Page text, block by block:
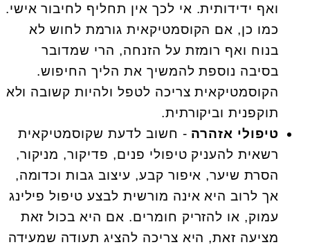
ואף ידידותית. אי לכך אין תחליף לחיבור אישי.
כמו כן, אם הקוסמטיקאית גורמת לחוש לא
בנוח ואף רומזת על הזנחה, הרי שמדובר
בסיבה נוספת להמשיך את הליך החיפוש.
הקוסמטיקאית צריכה לטפל ולהיות קשובה ולא
תוקפנית וביקורתית.
טיפולי אזהרה - חשוב לדעת שקוסמטיקאית
רשאית להעניק טיפולי פנים, פדיקור, מניקור,
הסרת שיער, איפור קבע, עיצוב גבות וכדומה,
אך לרוב היא אינה מורשית לבצע טיפול פילינג
עמוק, או להזריק חומרים. אם היא בכול זאת
מציעה זאת, היא צריכה להציג תעודה שמעידה